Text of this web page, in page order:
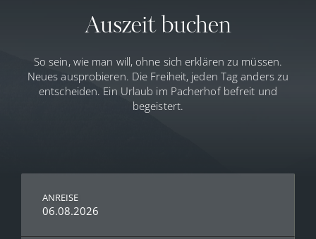
Auszeit buchen
So sein, wie man will, ohne sich erklären zu müssen.
Neues ausprobieren. Die Freiheit, jeden Tag anders zu
entscheiden. Ein Urlaub im Pacherhof befreit und
begeistert.
ANREISE
06.08.2026